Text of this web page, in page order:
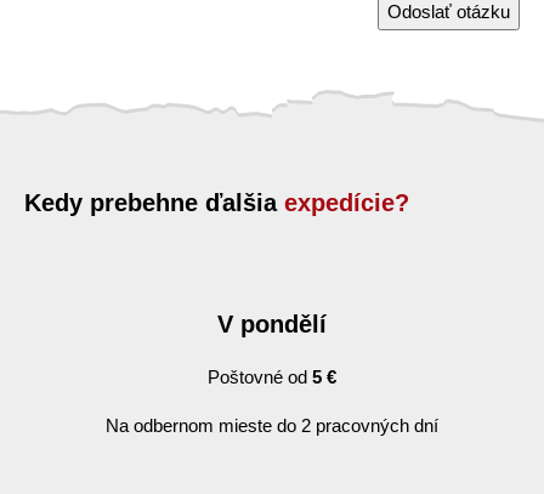
Odoslať otázku
Kedy prebehne ďalšia expedície?
V pondělí
Poštovné od 5 €
Na odbernom mieste do 2 pracovných dní